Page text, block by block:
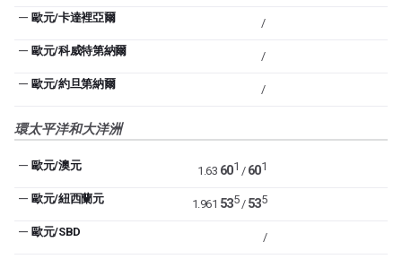
— 歐元/卡達裡亞爾 /
— 歐元/科威特第納爾 /
— 歐元/約旦第納爾 /
環太平洋和大洋洲
— 歐元/澳元 1.63 601 / 601
— 歐元/紐西蘭元 1.961 535/ 535
— 歐元/SBD /